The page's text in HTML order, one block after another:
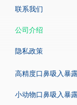
联系我们
公司介绍
隐私政策
高精度口鼻吸入暴
小动物口鼻吸入暴